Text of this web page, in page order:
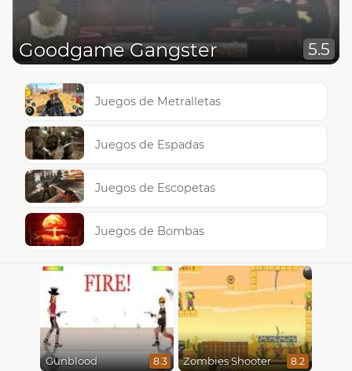
Goodgame Gangster 5.5
Juegos de Metralletas
Juegos de Espadas
Juegos de Escopetas
Juegos de Bombas
Gunblood 8.3 Zombies Shooter 8.2